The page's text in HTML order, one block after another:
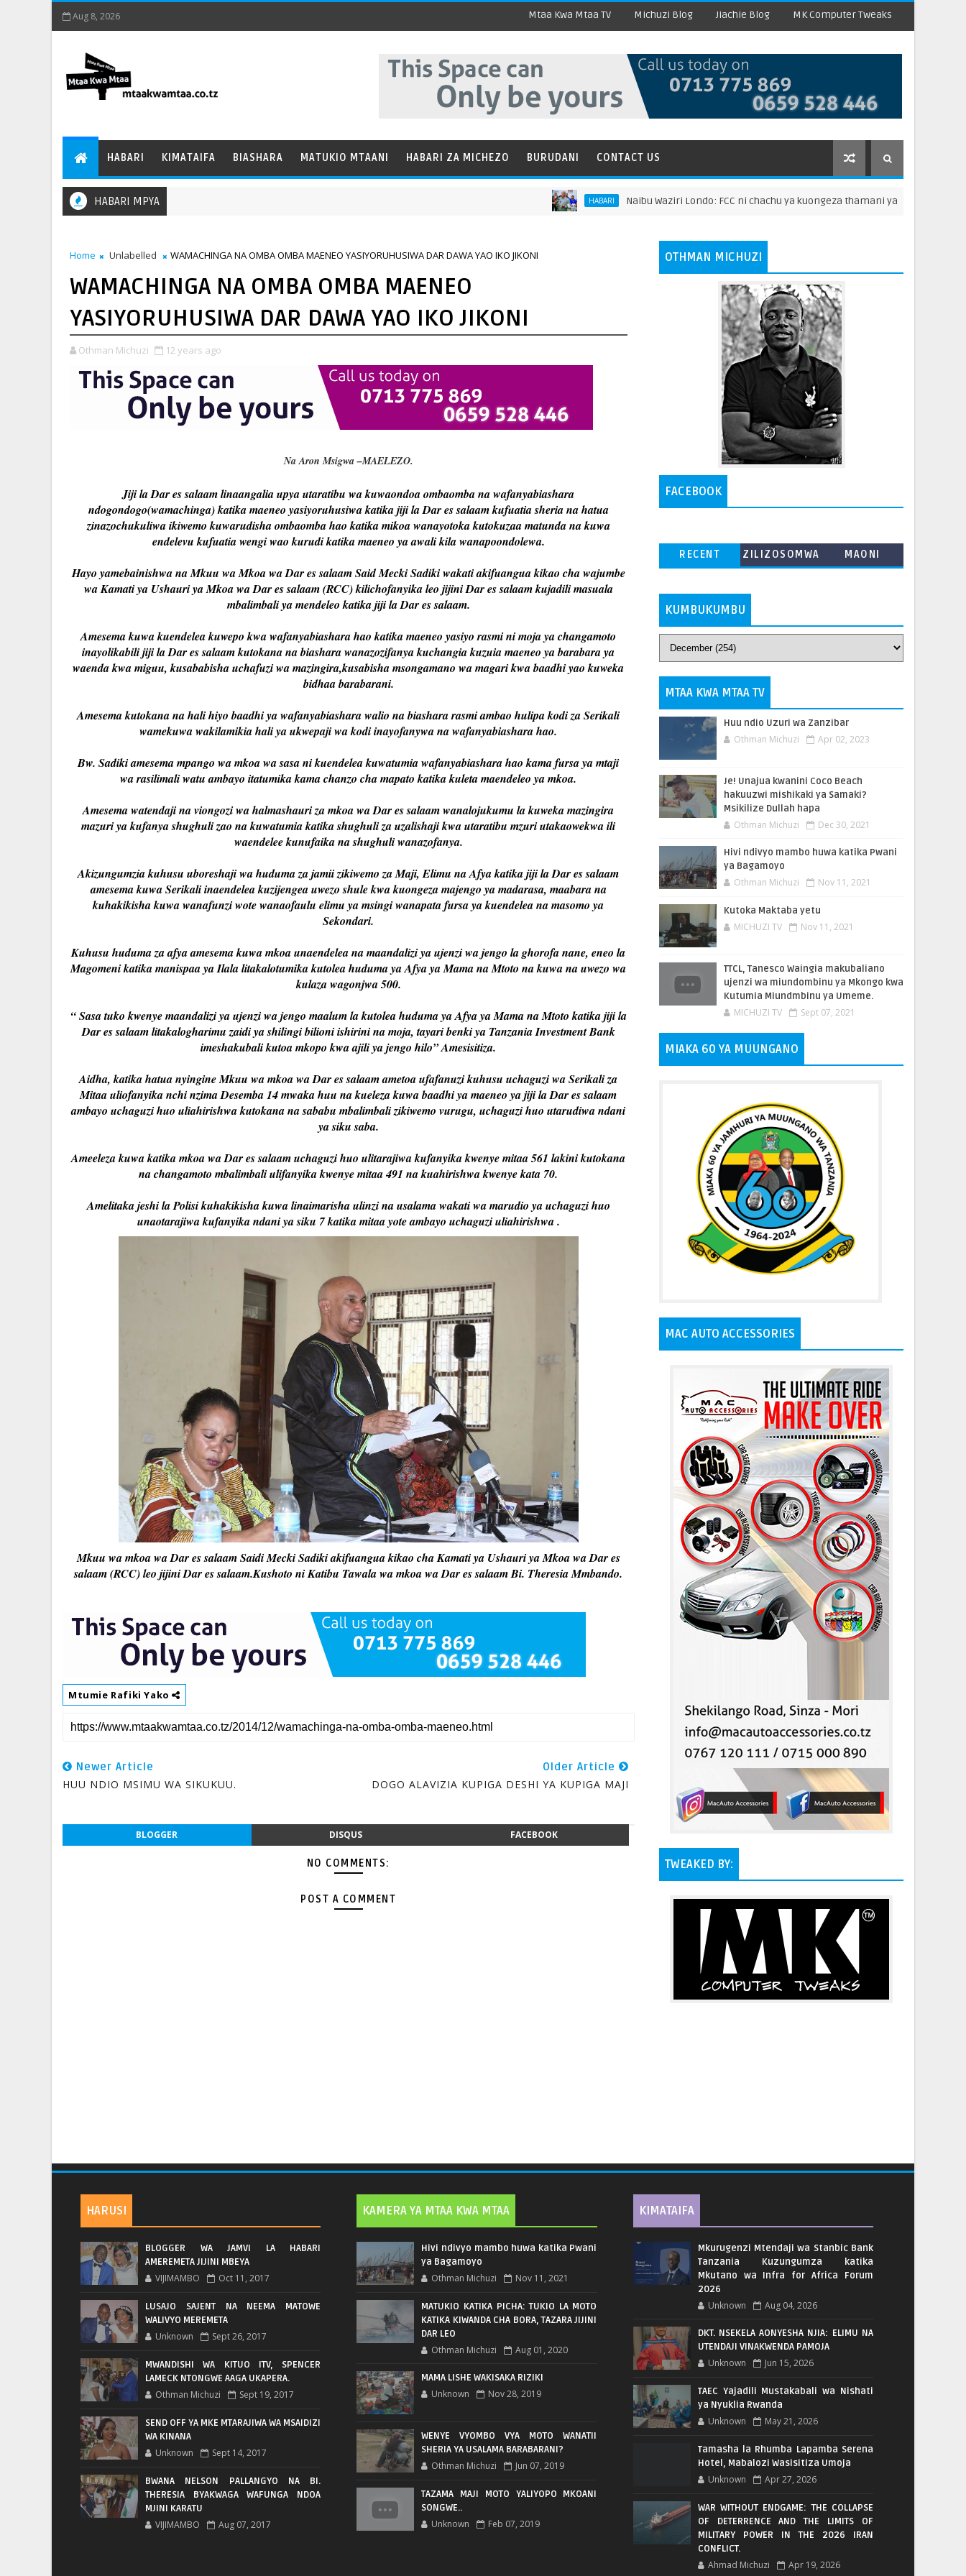
Aug 8, 2026 Mtaa Kwa Mtaa TV Michuzi Blog Jiachie Blog MK Computer Tweaks
HABARI KIMATAIFA BIASHARA MATUKIO MTAANI HABARI ZA MICHEZO BURUDANI CONTACT US
HABARI MPYA HABARI Naibu Waziri Londo: FCC ni chachu ya kuongeza thamani ya mazao
Home Unlabelled WAMACHINGA NA OMBA OMBA MAENEO YASIYORUHUSIWA DAR DAWA YAO IKO JIKONI
WAMACHINGA NA OMBA OMBA MAENEO
YASIYORUHUSIWA DAR DAWA YAO IKO JIKONI
Othman Michuzi 12 years ago
Na Aron Msigwa –MAELEZO.
Jiji la Dar es salaam linaangalia upya utaratibu wa kuwaondoa ombaomba na wafanyabiashara
ndogondogo(wamachinga) katika maeneo yasiyoruhusiwa katika jiji la Dar es salaam kufuatia sheria na hatua
zinazochukuliwa ikiwemo kuwarudisha ombaomba hao katika mikoa wanayotoka kutokuzaa matunda na kuwa
endelevu kufuatia wengi wao kurudi katika maeneo ya awali kila wanapoondolewa.
Hayo yamebainishwa na Mkuu wa Mkoa wa Dar es salaam Said Mecki Sadiki wakati akifuangua kikao cha wajumbe
wa Kamati ya Ushauri ya Mkoa wa Dar es salaam (RCC) kilichofanyika leo jijini Dar es salaam kujadili masuala
mbalimbali ya mendeleo katika jiji la Dar es salaam.
Amesema kuwa kuendelea kuwepo kwa wafanyabiashara hao katika maeneo yasiyo rasmi ni moja ya changamoto
inayolikabili jiji la Dar es salaam kutokana na biashara wanazozifanya kuchangia kuzuia maeneo ya barabara ya
waenda kwa miguu, kusababisha uchafuzi wa mazingira,kusabisha msongamano wa magari kwa baadhi yao kuweka
bidhaa barabarani.
Amesema kutokana na hali hiyo baadhi ya wafanyabiashara walio na biashara rasmi ambao hulipa kodi za Serikali
wamekuwa wakilamikia hali ya ukwepaji wa kodi inayofanywa na wafanyabiashara hao.
Bw. Sadiki amesema mpango wa mkoa wa sasa ni kuendelea kuwatumia wafanyabiashara hao kama fursa ya mtaji
wa rasilimali watu ambayo itatumika kama chanzo cha mapato katika kuleta maendeleo ya mkoa.
Amesema watendaji na viongozi wa halmashauri za mkoa wa Dar es salaam wanalojukumu la kuweka mazingira
mazuri ya kufanya shughuli zao na kuwatumia katika shughuli za uzalishaji kwa utaratibu mzuri utakaowekwa ili
waendelee kunufaika na shughuli wanazofanya.
Akizungumzia kuhusu uboreshaji wa huduma za jamii zikiwemo za Maji, Elimu na Afya katika jiji la Dar es salaam
amesema kuwa Serikali inaendelea kuzijengea uwezo shule kwa kuongeza majengo ya madarasa, maabara na
kuhakikisha kuwa wanafunzi wote wanaofaulu elimu ya msingi wanapata fursa ya kuendelea na masomo ya
Sekondari.
Kuhusu huduma za afya amesema kuwa mkoa unaendelea na maandalizi ya ujenzi wa jengo la ghorofa nane, eneo la
Magomeni katika manispaa ya Ilala litakalotumika kutolea huduma ya Afya ya Mama na Mtoto na kuwa na uwezo wa
kulaza wagonjwa 500.
“ Sasa tuko kwenye maandalizi ya ujenzi wa jengo maalum la kutolea huduma ya Afya ya Mama na Mtoto katika jiji la
Dar es salaam litakalogharimu zaidi ya shilingi bilioni ishirini na moja, tayari benki ya Tanzania Investment Bank
imeshakubali kutoa mkopo kwa ajili ya jengo hilo” Amesisitiza.
Aidha, katika hatua nyingine Mkuu wa mkoa wa Dar es salaam ametoa ufafanuzi kuhusu uchaguzi wa Serikali za
Mitaa uliofanyika nchi nzima Desemba 14 mwaka huu na kueleza kuwa baadhi ya maeneo ya jiji la Dar es salaam
ambayo uchaguzi huo uliahirishwa kutokana na sababu mbalimbali zikiwemo vurugu, uchaguzi huo utarudiwa ndani
ya siku saba.
Ameeleza kuwa katika mkoa wa Dar es salaam uchaguzi huo ulitarajiwa kufanyika kwenye mitaa 561 lakini kutokana
na changamoto mbalimbali ulifanyika kwenye mitaa 491 na kuahirishwa kwenye kata 70.
Amelitaka jeshi la Polisi kuhakikisha kuwa linaimarisha ulinzi na usalama wakati wa marudio ya uchaguzi huo
unaotarajiwa kufanyika ndani ya siku 7 katika mitaa yote ambayo uchaguzi uliahirishwa .
Mkuu wa mkoa wa Dar es salaam Saidi Mecki Sadiki akifuangua kikao cha Kamati ya Ushauri ya Mkoa wa Dar es
salaam (RCC) leo jijini Dar es salaam.Kushoto ni Katibu Tawala wa mkoa wa Dar es salaam Bi. Theresia Mmbando.
Mtumie Rafiki Yako
Newer Article
HUU NDIO MSIMU WA SIKUKUU.
Older Article
DOGO ALAVIZIA KUPIGA DESHI YA KUPIGA MAJI
BLOGGER DISQUS FACEBOOK
NO COMMENTS:
POST A COMMENT
OTHMAN MICHUZI
FACEBOOK
RECENT
ZILIZOSOMWA
MAONI
KUMBUKUMBU
MTAA KWA MTAA TV
Huu ndio Uzuri wa Zanzibar
Othman Michuzi Apr 02, 2023
Je! Unajua kwanini Coco Beach
hakuuzwi mishikaki ya Samaki?
Msikilize Dullah hapa
Othman Michuzi Dec 30, 2021
Hivi ndivyo mambo huwa katika Pwani
ya Bagamoyo
Othman Michuzi Nov 11, 2021
Kutoka Maktaba yetu
MICHUZI TV Nov 11, 2021
TTCL, Tanesco Waingia makubaliano
ujenzi wa miundombinu ya Mkongo kwa
Kutumia Miundmbinu ya Umeme.
MICHUZI TV Sept 07, 2021
MIAKA 60 YA MUUNGANO
MAC AUTO ACCESSORIES
TWEAKED BY:
HARUSI
BLOGGER WA JAMVI LA HABARI
AMEREMETA JIJINI MBEYA
VIJIMAMBO Oct 11, 2017
LUSAJO SAJENT NA NEEMA MATOWE
WALIVYO MEREMETA
Unknown Sept 26, 2017
MWANDISHI WA KITUO ITV, SPENCER
LAMECK NTONGWE AAGA UKAPERA.
Othman Michuzi Sept 19, 2017
SEND OFF YA MKE MTARAJIWA WA MSAIDIZI
WA KINANA
Unknown Sept 14, 2017
BWANA NELSON PALLANGYO NA BI.
THERESIA BYAKWAGA WAFUNGA NDOA
MJINI KARATU
VIJIMAMBO Aug 07, 2017
KAMERA YA MTAA KWA MTAA
Hivi ndivyo mambo huwa katika Pwani
ya Bagamoyo
Othman Michuzi Nov 11, 2021
MATUKIO KATIKA PICHA: TUKIO LA MOTO
KATIKA KIWANDA CHA BORA, TAZARA JIJINI
DAR LEO
Othman Michuzi Aug 01, 2020
MAMA LISHE WAKISAKA RIZIKI
Unknown Nov 28, 2019
WENYE VYOMBO VYA MOTO WANATII
SHERIA YA USALAMA BARABARANI?
Othman Michuzi Jun 07, 2019
TAZAMA MAJI MOTO YALIYOPO MKOANI
SONGWE..
Unknown Feb 07, 2019
KIMATAIFA
Mkurugenzi Mtendaji wa Stanbic Bank
Tanzania Kuzungumza katika
Mkutano wa Infra for Africa Forum
2026
Unknown Aug 04, 2026
DKT. NSEKELA AONYESHA NJIA: ELIMU NA
UTENDAJI VINAKWENDA PAMOJA
Unknown Jun 15, 2026
TAEC Yajadili Mustakabali wa Nishati
ya Nyuklia Rwanda
Unknown May 21, 2026
Tamasha la Rhumba Lapamba Serena
Hotel, Mabalozi Wasisitiza Umoja
Unknown Apr 27, 2026
WAR WITHOUT ENDGAME: THE COLLAPSE
OF DETERRENCE AND THE LIMITS OF
MILITARY POWER IN THE 2026 IRAN
CONFLICT.
Ahmad Michuzi Apr 19, 2026